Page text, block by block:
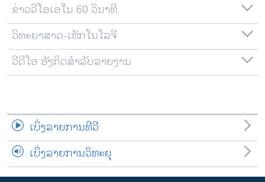
ພາສາຕ່າງໆ
ຂ່າວວີໂອເອໃນ 60 ວິນາທີ
ວິທະຍາສາດ-ເທັກໂນໂລຈີ
ວີດີໂອ ອັງກິດສຳລັບລາຍງານ
ເບິ່ງລາຍການທີວີ
ເບິ່ງລາຍການວິທະຍຸ